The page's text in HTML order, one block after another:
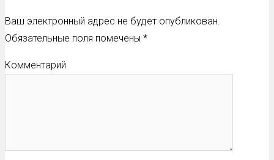
Ваш электронный адрес не будет опубликован.
Обязательные поля помечены *
Комментарий